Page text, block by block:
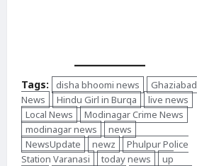
Tags: disha bhoomi news
Ghaziabad
News
Hindu Girl in Burqa
live news
Local News
Modinagar Crime News
modinagar news
news
NewsUpdate
newz
Phulpur Police
Station Varanasi
today news
up